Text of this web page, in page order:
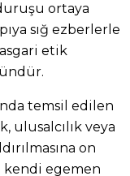
ortaya
sığ ezberlerle
asgari etik
temsil edilen
ulusalcılık veya
on
kendi egemen